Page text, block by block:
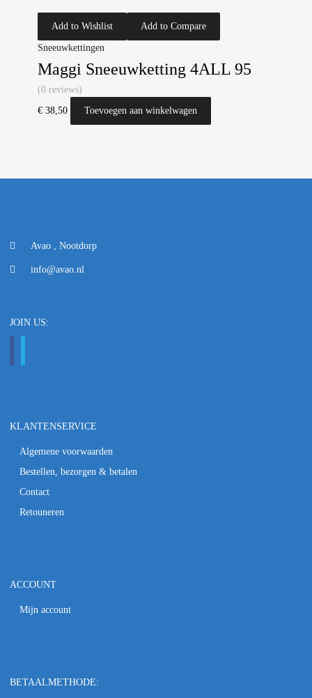
Add to Wishlist Add to Compare
Sneeuwkettingen
Maggi Sneeuwketting 4ALL 95
(0 reviews)
€ 38,50 Toevoegen aan winkelwagen
Avao , Nootdorp
info@avao.nl
JOIN US:
KLANTENSERVICE
Algemene voorwaarden
Bestellen, bezorgen & betalen
Contact
Retouneren
ACCOUNT
Mijn account
BETAALMETHODE: